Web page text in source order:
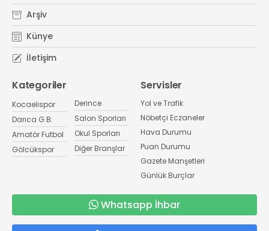
Arşiv
Künye
İletişim
Kategoriler
Kocaelispor
Darıca G.B.
Amatör Futbol
Gölcükspor
Derince
Salon Sporları
Okul Sporları
Diğer Branşlar
Servisler
Yol ve Trafik
Nöbetçi Eczaneler
Hava Durumu
Puan Durumu
Gazete Manşetleri
Günlük Burçlar
Whatsapp İhbar